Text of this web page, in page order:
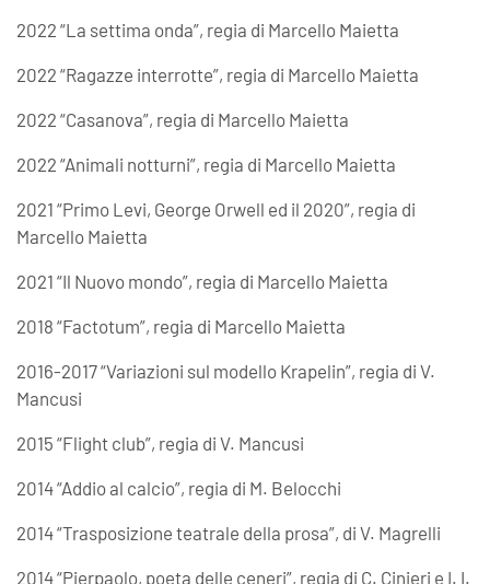
2022 “La settima onda”, regia di Marcello Maietta
2022 “Ragazze interrotte”, regia di Marcello Maietta
2022 “Casanova”, regia di Marcello Maietta
2022 “Animali notturni”, regia di Marcello Maietta
2021 “Primo Levi, George Orwell ed il 2020”, regia di
Marcello Maietta
2021 “Il Nuovo mondo”, regia di Marcello Maietta
2018 “Factotum”, regia di Marcello Maietta
2016-2017 “Variazioni sul modello Krapelin”, regia di V.
Mancusi
2015 “Flight club”, regia di V. Mancusi
2014 “Addio al calcio”, regia di M. Belocchi
2014 “Trasposizione teatrale della prosa”, di V. Magrelli
2014 “Pierpaolo, poeta delle ceneri”, regia di C. Cinieri e I. I.